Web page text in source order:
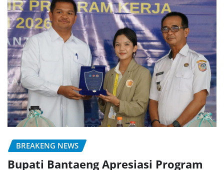
BREAKENG NEWS
Bupati Bantaeng Apresiasi Program